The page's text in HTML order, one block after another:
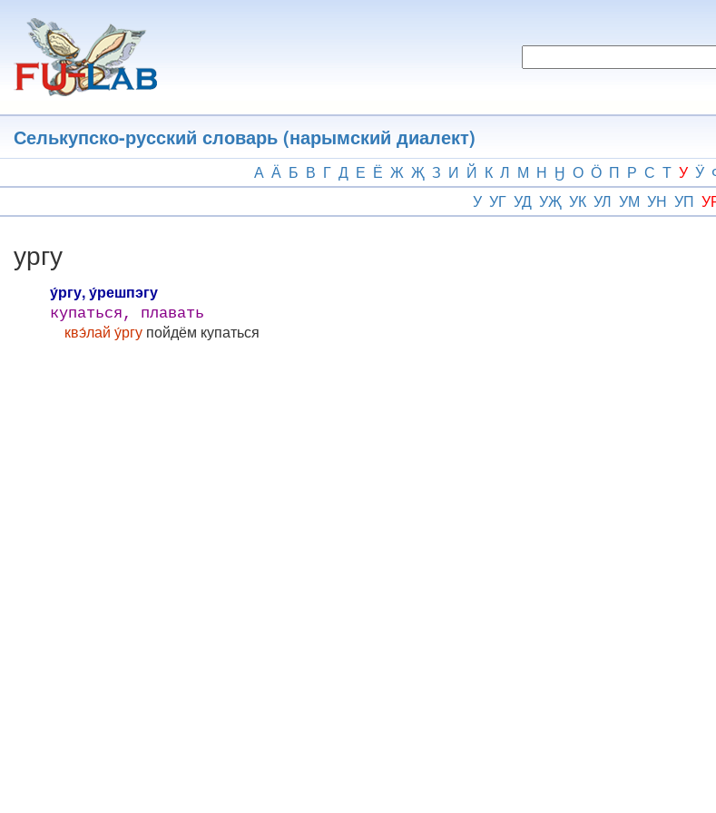
основному
содержанию
Селькупско-русский словарь (нарымский диалект)
А Ӓ Б В Г Д Е Ё Ж Җ З И Й К Л М Н Ӈ О Ӧ П Р С Т У Ӱ
У УГ УД УҖ УК УЛ УМ УН УП
ургу
у́ргу, у́решпэгу
купаться, плавать
квэ́лай у́ргу пойдём купаться